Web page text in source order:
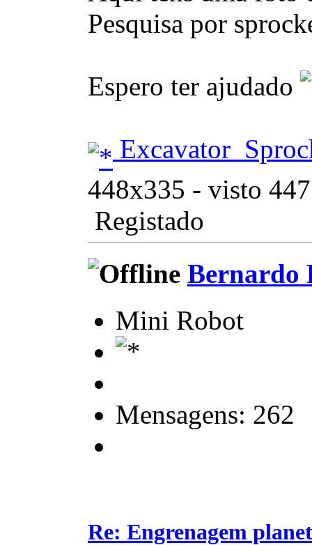
Pesquisa por
Espero ter ajudado
448x335 - visto
Registado
Bernardo
Mini Robot
Mensagens: 262
Re: Engrenagem